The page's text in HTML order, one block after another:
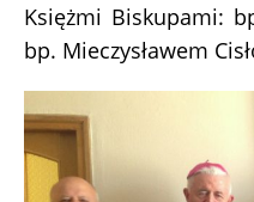
Księżmi Biskupami:
bp. Mieczysławem